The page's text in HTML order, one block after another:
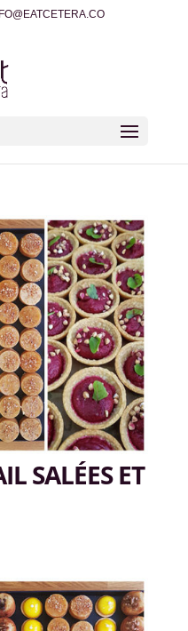
SALÉES ET